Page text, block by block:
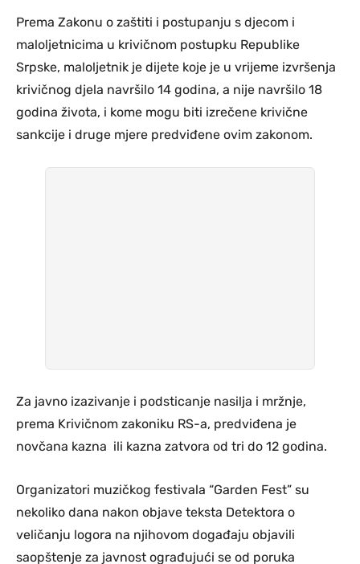
Prema Zakonu o zaštiti i postupanju s djecom i
maloljetnicima u krivičnom postupku Republike
Srpske, maloljetnik je dijete koje je u vrijeme izvršenja
krivičnog djela navršilo 14 godina, a nije navršilo 18
godina života, i kome mogu biti izrečene krivične
sankcije i druge mjere predviđene ovim zakonom.
Za javno izazivanje i podsticanje nasilja i mržnje,
prema Krivičnom zakoniku RS-a, predviđena je
novčana kazna ili kazna zatvora od tri do 12 godina.
Organizatori muzičkog festivala “Garden Fest” su
nekoliko dana nakon objave teksta Detektora o
veličanju logora na njihovom događaju objavili
saopštenje za javnost ograđujući se od poruka